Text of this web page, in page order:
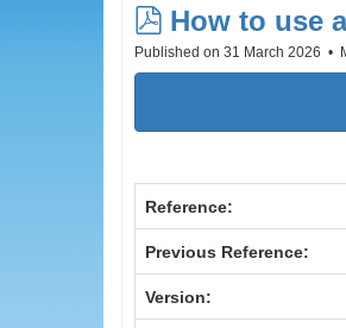
pdf
How to use
Published on 31 March 2026
Reference:
Previous Reference:
Version: